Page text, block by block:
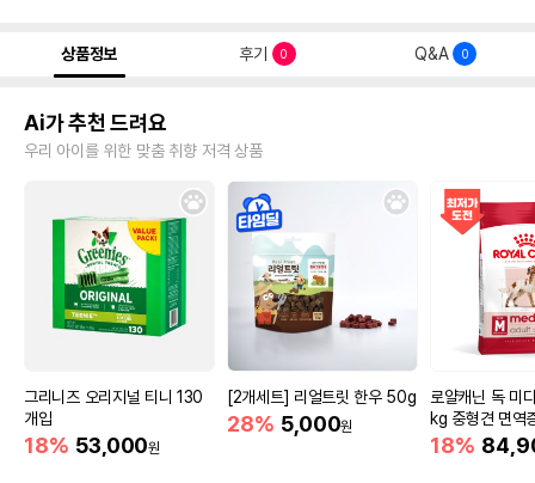
상품정보 후기 0 Q&A 0
Ai가 추천 드려요
우리 아이를 위한 맞춤 취향 저격 상품
그리니즈 오리지널 티니 130
개입
18% 53,000원
[2개세트] 리얼트릿 한우 50g
28% 5,000원
로얄캐닌 독 미
kg 중형견 면역
18%